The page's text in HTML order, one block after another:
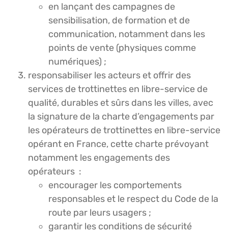
en lançant des campagnes de
sensibilisation, de formation et de
communication, notamment dans les
points de vente (physiques comme
numériques) ;
responsabiliser les acteurs et offrir des
services de trottinettes en libre-service de
qualité, durables et sûrs dans les villes, avec
la signature de la charte d’engagements par
les opérateurs de trottinettes en libre-service
opérant en France, cette charte prévoyant
notamment les engagements des
opérateurs :
encourager les comportements
responsables et le respect du Code de la
route par leurs usagers ;
garantir les conditions de sécurité